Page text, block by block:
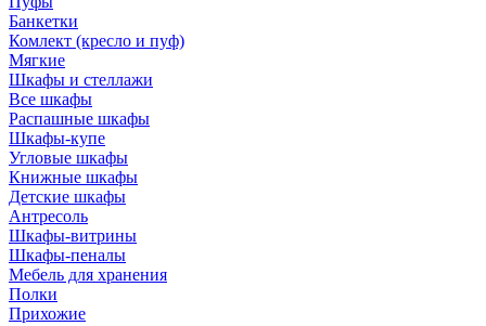
Банкетки
Комлект (кресло и пуф)
Мягкие
Шкафы и стеллажи
Все шкафы
Распашные шкафы
Шкафы-купе
Угловые шкафы
Книжные шкафы
Детские шкафы
Антресоль
Шкафы-витрины
Шкафы-пеналы
Мебель для хранения
Полки
Прихожие